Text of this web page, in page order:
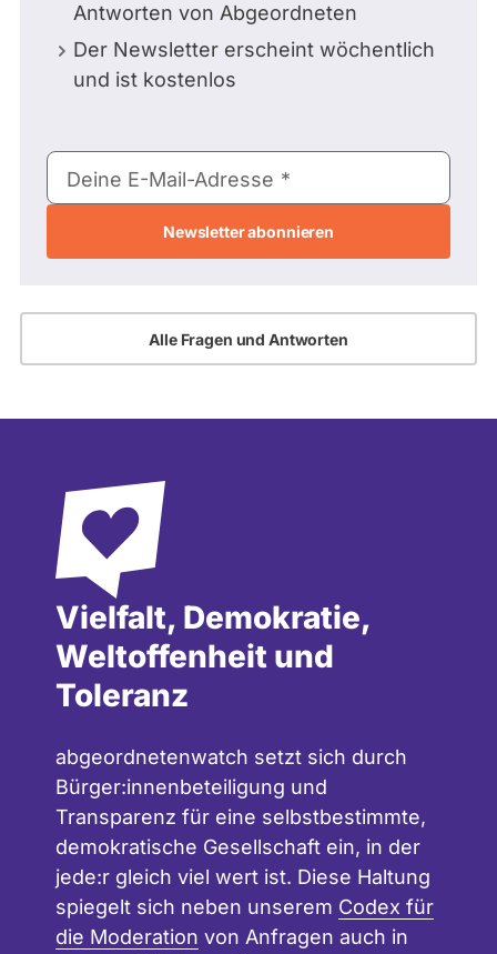
Antworten von Abgeordneten
Der Newsletter erscheint wöchentlich
und ist kostenlos
E-
Mail-
Deine E-Mail-Adresse
Alle Fragen und Antworten
Vielfalt, Demokratie,
Weltoffenheit und
Toleranz
abgeordnetenwatch setzt sich durch
Bürger:innenbeteiligung und
Transparenz für eine selbstbestimmte,
demokratische Gesellschaft ein, in der
jede:r gleich viel wert ist. Diese Haltung
spiegelt sich neben unserem Codex für
die Moderation von Anfragen auch in